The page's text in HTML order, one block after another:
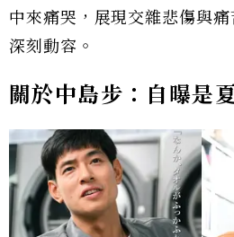
中來痛哭，展現交雜悲傷與
深刻動容。
關於中島步：自曝是